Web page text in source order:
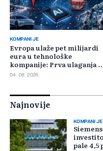
KOMPANIJE
Evropa ulaže pet milijardi
eura u tehnološke
kompanije: Prva ulaganja
jesen
04. 08. 2026.
Najnovije
KOMPANIJE
pale 4,5